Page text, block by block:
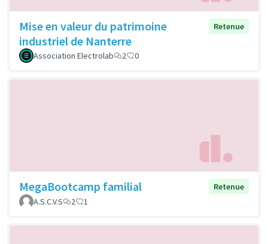
Mise en valeur du patrimoine
industriel de Nanterre
Retenue
Association Electrolab 2 0
MegaBootcamp familial
Retenue
A.S.C.V.S
2 1